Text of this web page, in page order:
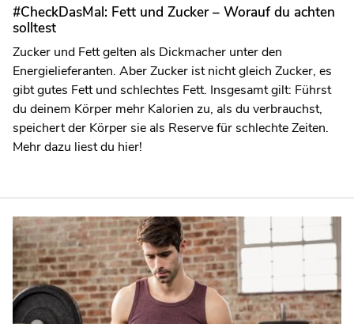
#CheckDasMal: Fett und Zucker – Worauf du achten
solltest
Zucker und Fett gelten als Dickmacher unter den
Energielieferanten. Aber Zucker ist nicht gleich Zucker, es
gibt gutes Fett und schlechtes Fett. Insgesamt gilt: Führst
du deinem Körper mehr Kalorien zu, als du verbrauchst,
speichert der Körper sie als Reserve für schlechte Zeiten.
Mehr dazu liest du hier!